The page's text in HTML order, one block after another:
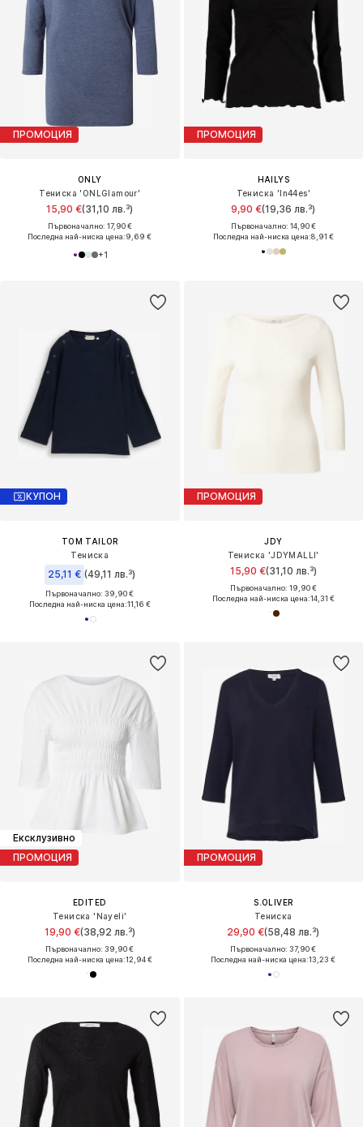
ПРОМОЦИЯ
ONLY
Тениска 'ONLGlamour'
15,90 €(31,10 лв.³)
Първоначално: 17,90 €
Последна най-ниска цена:9,69 €
+1
ПРОМОЦИЯ
HAILYS
Тениска 'In44es'
9,90 €(19,36 лв.³)
Първоначално: 14,90 €
Последна най-ниска цена:8,91 €
КУПОН
TOM TAILOR
Тениска
25,11 € (49,11 лв.³)
Първоначално: 39,90 €
Последна най-ниска цена:11,16 €
ПРОМОЦИЯ
JDY
Тениска 'JDYMALLI'
15,90 €(31,10 лв.³)
Първоначално: 19,90 €
Последна най-ниска цена:14,31 €
Ексклузивно
ПРОМОЦИЯ
EDITED
Тениска 'Nayeli'
19,90 €(38,92 лв.³)
Първоначално: 39,90 €
Последна най-ниска цена:12,94 €
ПРОМОЦИЯ
S.OLIVER
Тениска
29,90 €(58,48 лв.³)
Първоначално: 37,90 €
Последна най-ниска цена:13,23 €